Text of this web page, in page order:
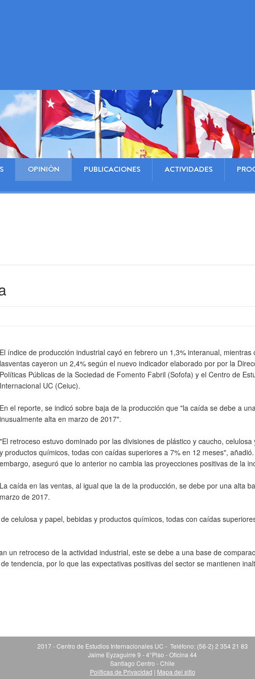
OPINIÓN PUBLICACIONES ACTIVIDADES
El índice de producción industrial cayó en febrero un 1,3% interanual, mientras
lasventas cayeron un 2,4% según el nuevo indicador elaborado por por la
Políticas Públicas de la Sociedad de Fomento Fabril (Sofofa) y el Centro de
Internacional UC (Ceiuc).
En el reporte, se indicó sobre baja de la producción que "la caída se debe a
inusualmente alta en marzo de 2017".
"El retroceso estuvo dominado por las divisiones de plástico y caucho, celulosa
y productos químicos, todas con caídas superiores a 7% en 12 meses", añadió.
embargo, aseguró que lo anterior no cambia las proyecciones positivas de la
La caída en las ventas, al igual que la de la producción, se debe por una alta
marzo de 2017.
celulosa y papel, bebidas y productos químicos, todas con caídas
un retroceso de la actividad industrial, este se debe a una base de
tendencia, por lo que las expectativas positivas del sector se mantienen
2017 - Centro de Estudios Internacionales UC - Teléfono: (56-2) 2 354 21 83
Jaime Eyzaguirre 9 - 4°Piso - Oficina 44
Santiago Centro - Chile
Políticas de Privacidad | Mapa del sitio